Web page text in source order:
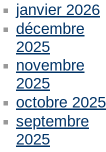
janvier 2026
décembre
2025
novembre
2025
octobre 2025
septembre
2025